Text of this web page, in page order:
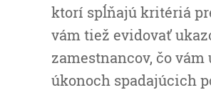
ktorí spĺňajú kritériá
vám tiež evidovať
zamestnancov, čo
úkonoch spadajúcich